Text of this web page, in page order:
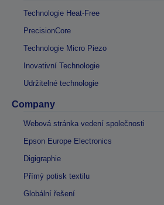
Technologie Heat-Free
PrecisionCore
Technologie Micro Piezo
Inovativní Technologie
Udržitelné technologie
Company
Webová stránka vedení společnosti
Epson Europe Electronics
Digigraphie
Přímý potisk textilu
Globální řešení